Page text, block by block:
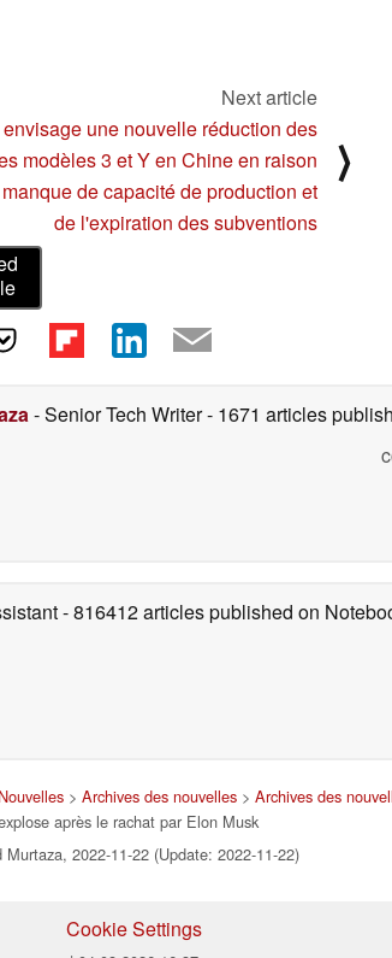
Next article
une nouvelle réduction des
modèles 3 et Y en Chine en raison
de capacité de production et
de l'expiration des subventions
⟩
- Senior Tech Writer- 1671 articles
- 816412 articles published on
Nouvelles > Archives des nouvelles > Archives des
après le rachat par Elon Musk
Murtaza, 2022-11-22 (Update: 2022-11-22)
Cookie Settings